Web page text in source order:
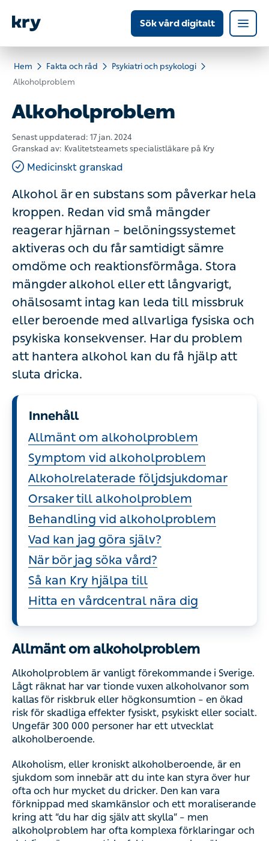
Sök vård digitalt
Hem Fakta och råd
Psykiatri och psykologi
Alkoholproblem
Alkoholproblem
Senast uppdaterad: 17 jan. 2024
Granskad av: Kvalitetsteamets specialistläkare på Kry
Medicinskt granskad
Alkohol är en substans som påverkar hela
kroppen. Redan vid små mängder
reagerar hjärnan – belöningssystemet
aktiveras och du får samtidigt sämre
omdöme och reaktionsförmåga. Stora
mängder alkohol eller ett långvarigt,
ohälsosamt intag kan leda till missbruk
eller beroende med allvarliga fysiska och
psykiska konsekvenser. Har du problem
att hantera alkohol kan du få hjälp att
sluta dricka.
Innehåll
Allmänt om alkoholproblem
Symptom vid alkoholproblem
Alkoholrelaterade följdsjukdomar
Orsaker till alkoholproblem
Behandling vid alkoholproblem
Vad kan jag göra själv?
När bör jag söka vård?
Så kan Kry hjälpa till
Hitta en vårdcentral nära dig
Allmänt om alkoholproblem
Alkoholproblem är vanligt förekommande i Sverige.
Lågt räknat har var tionde vuxen alkoholvanor som
kallas för riskbruk eller högkonsumtion – en ökad
risk för skadliga effekter fysiskt, psykiskt eller socialt.
Ungefär 300 000 personer har ett utvecklat
alkoholberoende.
Alkoholism, eller kroniskt alkoholberoende, är en
sjukdom som innebär att du inte kan styra över hur
ofta och hur mycket du dricker. Den kan vara
förknippad med skamkänslor och ett moraliserande
kring att “du har dig själv att skylla” – men
alkoholproblem har ofta komplexa förklaringar och